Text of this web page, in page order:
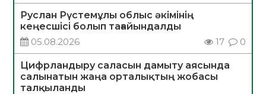
Руслан Рүстемұлы облыс әкімінің
кеңесшісі болып тағайындалды
05.08.2026
17 0
Цифрландыру саласын дамыту аясында
салынатын жаңа орталықтың жобасы
талқыланды